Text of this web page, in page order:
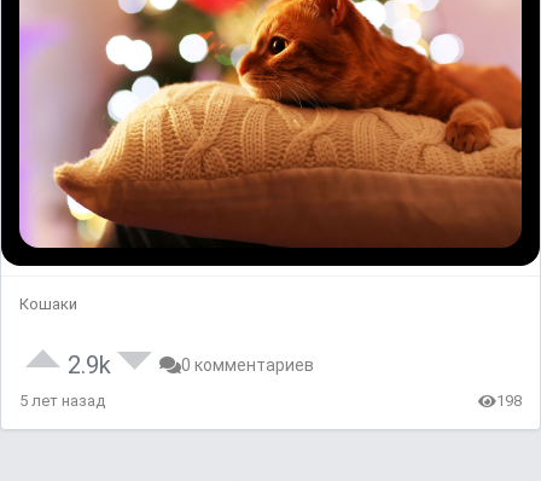
Кошаки
2.9k 0 комментариев
5 лет назад 198